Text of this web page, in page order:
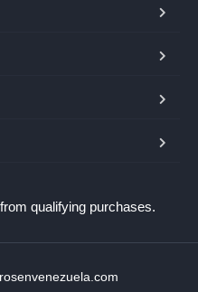
qualifying purchases.